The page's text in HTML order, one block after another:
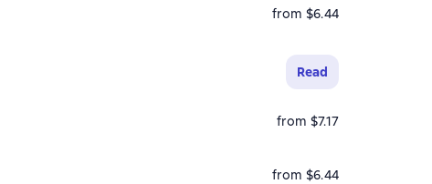
from $6.44
Read
from $7.17
from $6.44